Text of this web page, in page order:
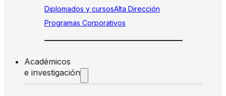
Diplomados y cursosAlta Dirección
Programas Corporativos
Académicos
e investigación